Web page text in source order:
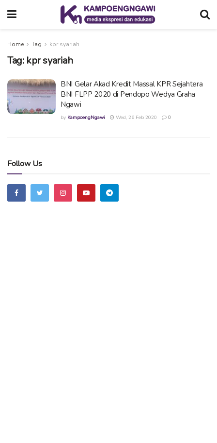
Home Tag kpr syariah
Tag: kpr syariah
BNI Gelar Akad Kredit Massal KPR Sejahtera
BNI FLPP 2020 di Pendopo Wedya Graha
Ngawi
by KampoengNgawi Wed, 26 Feb 2020 0
Follow Us